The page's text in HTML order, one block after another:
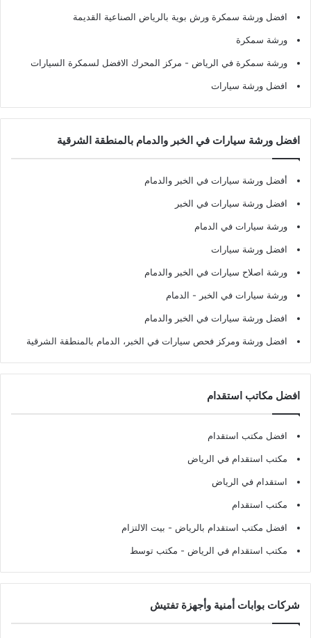
افضل ورشة سمكرة ورش بوية بالرياض الصناعية القديمة
ورشة سمكرة
ورشة سمكرة في الرياض - مركز المحرك الافضل لسمكرة السيارات
افضل ورشة سيارات
افضل ورشة سيارات في الخبر والدمام بالمنطقة الشرقية
أفضل ورشة سيارات في الخبر والدمام
افضل ورشة سيارات في الخبر
ورشة سيارات في الدمام
افضل ورشة سيارات
ورشة اصلاح سيارات في الخبر والدمام
ورشة سيارات في الخبر - الدمام
افضل ورشة سيارات في الخبر والدمام
افضل ورشة ومركز فحص سيارات في الخبر، الدمام بالمنطقة الشرقية
افضل مكاتب استقدام
افضل مكتب استقدام
مكتب استقدام في الرياض
استقدام في الرياض
مكتب استقدام
افضل مكتب استقدام بالرياض - بيت الالتزام
مكتب استقدام في الرياض - مكتب توسط
شركات بوابات أمنية وأجهزة تفتيش